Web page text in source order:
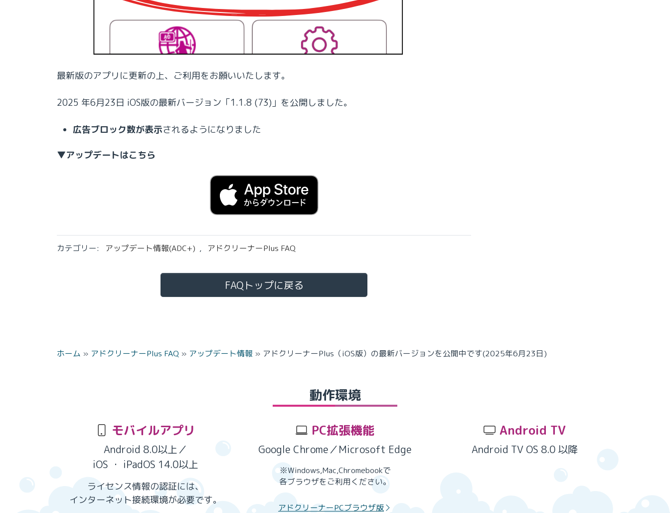
最新版のアプリに更新の上、ご利用をお願いいたします。
2025 年6月23日 iOS版の最新バージョン「1.1.8 (73)」を公開しました。
広告ブロック数が表示されるようになりました
▼アップデートはこちら
カテゴリー: アップデート情報(ADC+) , アドクリーナーPlus FAQ
FAQトップに戻る
ホーム » アドクリーナーPlus FAQ » アップデート情報 » アドクリーナーPlus（iOS版）の最新バージョンを公開中です(2025年6月23日)
動作環境
モバイルアプリ
Android 8.0以上／
iOS ・ iPadOS 14.0以上
ライセンス情報の認証には、
インターネット接続環境が必要です。
PC拡張機能
Google Chrome／Microsoft Edge
※Windows,Mac,Chromebookで
各ブラウザをご利用ください。
アドクリーナーPCブラウザ版
Android TV
Android TV OS 8.0 以降